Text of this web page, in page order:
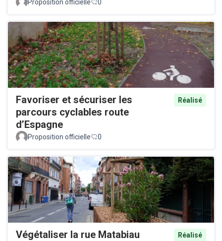
Proposition officielle 0
Favoriser et sécuriser les
parcours cyclables route
d’Espagne
Réalisé
Proposition officielle 0
Végétaliser la rue Matabiau
Réalisé